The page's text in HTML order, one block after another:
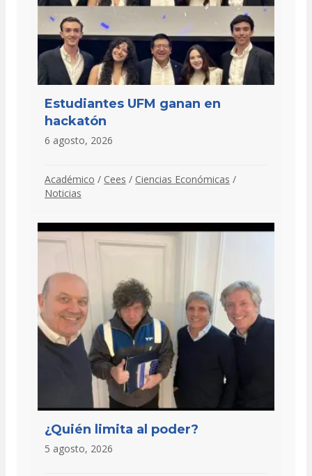
Estudiantes UFM ganan en
hackatón
6 agosto, 2026
Académico / Cees / Ciencias Económicas /
Noticias
¿Quién limita al poder?
5 agosto, 2026